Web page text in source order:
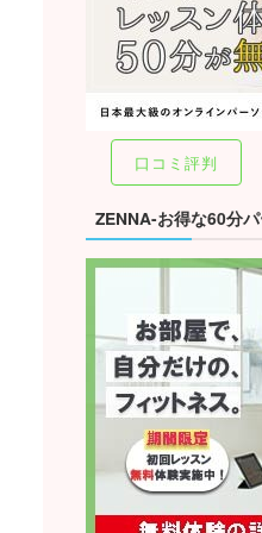
口コミ評判
ZENNA-お得な60分